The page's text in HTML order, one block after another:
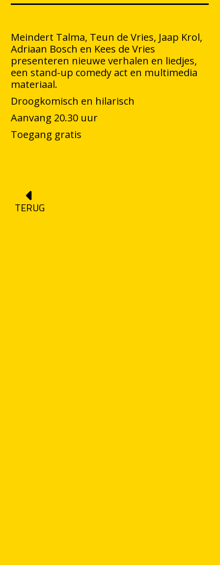
Meindert Talma, Teun de Vries, Jaap Krol,
Adriaan Bosch en Kees de Vries
presenteren nieuwe verhalen en liedjes,
een stand-up comedy act en multimedia
materiaal.
Droogkomisch en hilarisch
Aanvang 20.30 uur
Toegang gratis
TERUG